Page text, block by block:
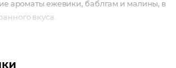
ароматы ежевики, баблгам и малины, в
вкуса.